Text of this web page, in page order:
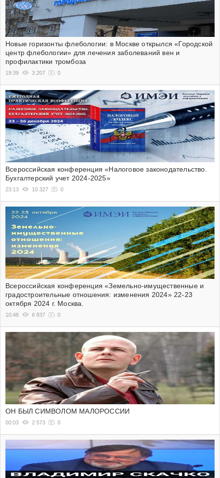
Новые горизонты флебологии: в Москве открылся «Городской
центр флебологии» для лечения заболеваний вен и
профилактики тромбоза
19:39 3 207 0
Всероссийская конференция «Налоговое законодательство.
Бухгалтерский учет 2024-2025»
23:13 10 327 0
Всероссийская конференция «Земельно-имущественные и
градостроительные отношения: изменения 2024» 22-23
октября 2024 г. Москва.
10:48 6 837 0
ОН БЫЛ СИМВОЛОМ МАЛОРОССИИ
00:03 2 573 0